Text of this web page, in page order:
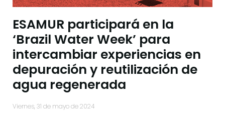
ESAMUR participará en la
‘Brazil Water Week’ para
intercambiar experiencias en
depuración y reutilización de
agua regenerada
viernes, 31 de mayo de 2024